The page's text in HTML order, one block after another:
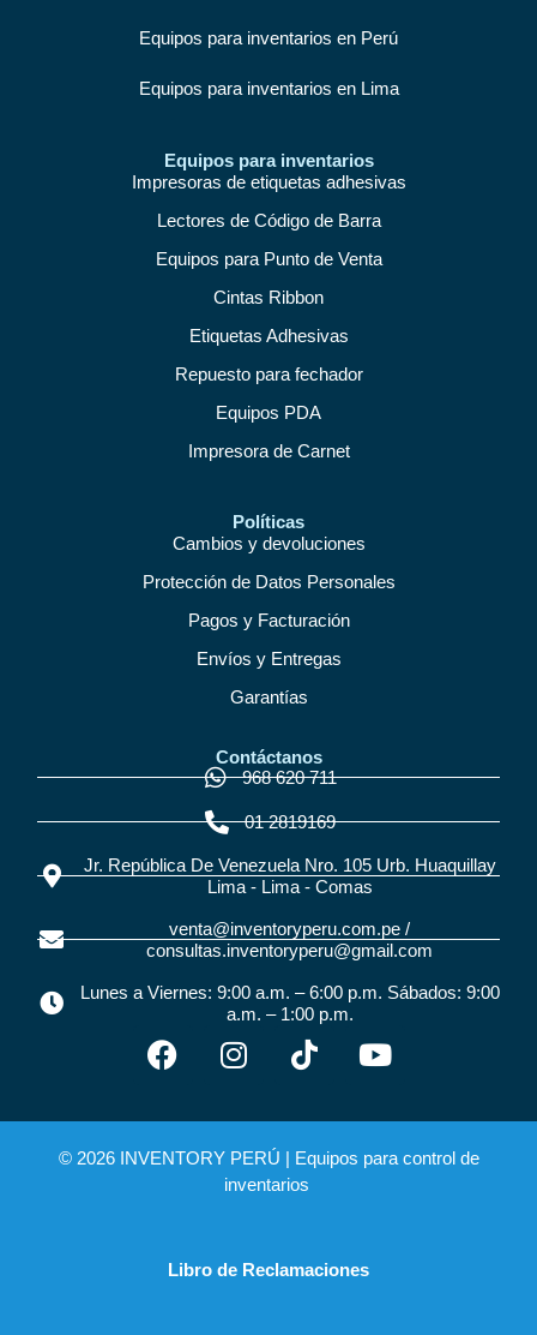
Equipos para inventarios en Perú
Equipos para inventarios en Lima
Equipos para inventarios
Impresoras de etiquetas adhesivas
Lectores de Código de Barra
Equipos para Punto de Venta
Cintas Ribbon
Etiquetas Adhesivas
Repuesto para fechador
Equipos PDA
Impresora de Carnet
Políticas
Cambios y devoluciones
Protección de Datos Personales
Pagos y Facturación
Envíos y Entregas
Garantías
Contáctanos
968 620 711
01 2819169
Jr. República De Venezuela Nro. 105 Urb. Huaquillay
Lima - Lima - Comas
venta@inventoryperu.com.pe /
consultas.inventoryperu@gmail.com
Lunes a Viernes: 9:00 a.m. – 6:00 p.m. Sábados: 9:00
a.m. – 1:00 p.m.
© 2026 INVENTORY PERÚ | Equipos para control de
inventarios
Libro de Reclamaciones